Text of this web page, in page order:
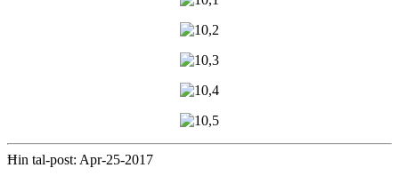
Ħin tal-post: Apr-25-2017